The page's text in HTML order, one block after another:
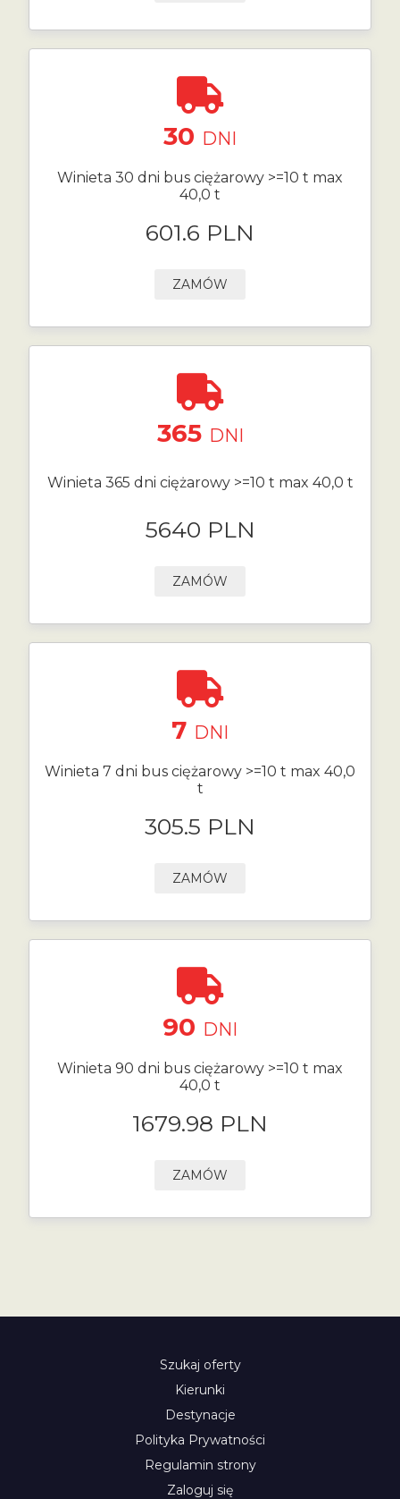
30 DNI
Winieta 30 dni bus ciężarowy >=10 t max
40,0 t
601.6 PLN
ZAMÓW
365 DNI
Winieta 365 dni ciężarowy >=10 t max 40,0 t
5640 PLN
ZAMÓW
7 DNI
Winieta 7 dni bus ciężarowy >=10 t max 40,0
t
305.5 PLN
ZAMÓW
90 DNI
Winieta 90 dni bus ciężarowy >=10 t max
40,0 t
1679.98 PLN
ZAMÓW
Szukaj oferty
Kierunki
Destynacje
Polityka Prywatności
Regulamin strony
Zaloguj się